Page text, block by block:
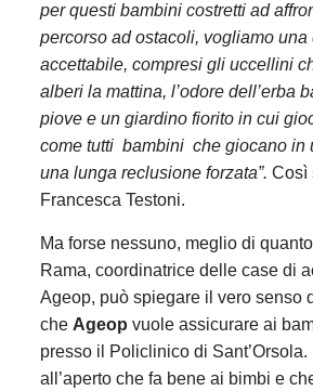
per questi bambini costretti ad
percorso ad ostacoli, vogliamo una
accettabile, compresi gli uccellini
alberi la mattina, l’odore dell’erba
piove e un giardino fiorito in cui
come tutti bambini che giocano in
una lunga reclusione forzata”. Così
Francesca Testoni.
Ma forse nessuno, meglio di
Rama, coordinatrice delle case di
Ageop, può spiegare il vero senso
che Ageop vuole assicurare ai
presso il Policlinico di
all’aperto che fa bene ai bimbi e